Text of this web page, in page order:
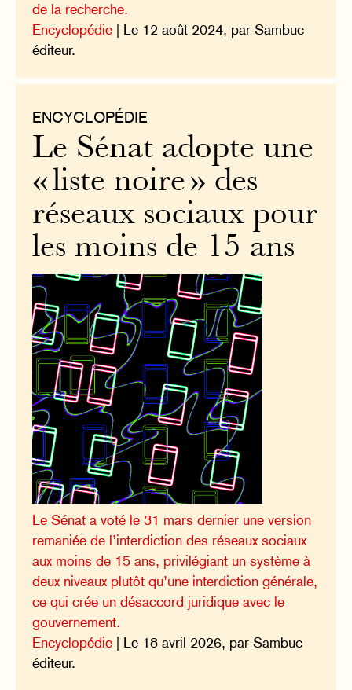
de la recherche.
Encyclopédie | Le 12 août 2024, par Sambuc
éditeur.
ENCYCLOPÉDIE
Le Sénat adopte une
« liste noire » des
réseaux sociaux pour
les moins de 15 ans
Le Sénat a voté le 31 mars dernier une version
remaniée de l’interdiction des réseaux sociaux
aux moins de 15 ans, privilégiant un système à
deux niveaux plutôt qu’une interdiction générale,
ce qui crée un désaccord juridique avec le
gouvernement.
Encyclopédie | Le 18 avril 2026, par Sambuc
éditeur.